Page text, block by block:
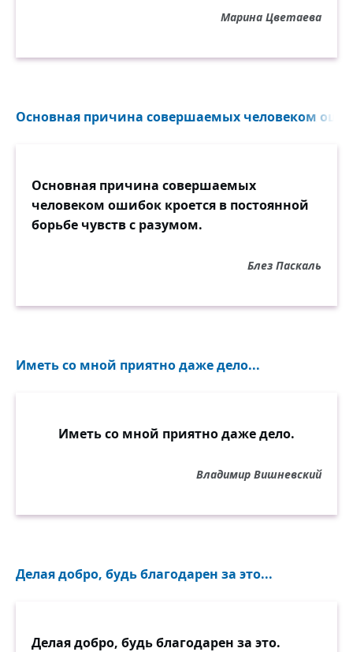
Марина Цветаева
Основная причина совершаемых человеком
Основная причина совершаемых
человеком ошибок кроется в постоянной
борьбе чувств с разумом.
Блез Паскаль
Иметь со мной приятно даже дело...
Иметь со мной приятно даже дело.
Владимир Вишневский
Делая добро, будь благодарен за это...
Делая добро, будь благодарен за это.